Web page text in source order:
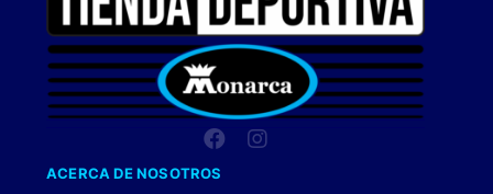
ACERCA DE NOSOTROS